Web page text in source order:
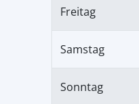
Freitag
Samstag
Sonntag